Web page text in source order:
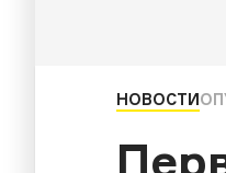
НОВОСТИ